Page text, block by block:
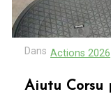
Dans Actions 2026
Aiutu